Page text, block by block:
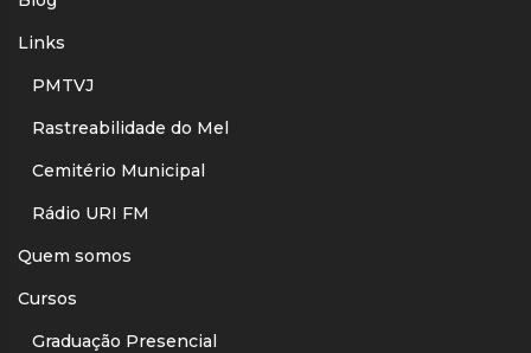
Links
PMTVJ
Rastreabilidade do Mel
Cemitério Municipal
Rádio URI FM
Quem somos
Cursos
Graduação Presencial